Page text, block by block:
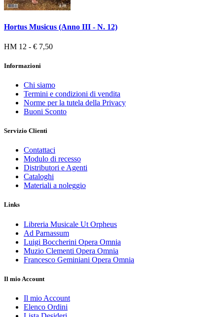
Hortus Musicus (Anno III - N. 12)
HM 12 - € 7,50
Informazioni
Chi siamo
Termini e condizioni di vendita
Norme per la tutela della Privacy
Buoni Sconto
Servizio Clienti
Contattaci
Modulo di recesso
Distributori e Agenti
Cataloghi
Materiali a noleggio
Links
Libreria Musicale Ut Orpheus
Ad Parnassum
Luigi Boccherini Opera Omnia
Muzio Clementi Opera Omnia
Francesco Geminiani Opera Omnia
Il mio Account
Il mio Account
Elenco Ordini